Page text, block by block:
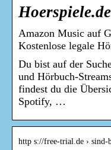
Hoerspiele.de
Amazon Music auf
Kostenlose legale
Du bist auf der
und Hörbuch-
findest du die
Spotify, …
http s://free-trial.de ›